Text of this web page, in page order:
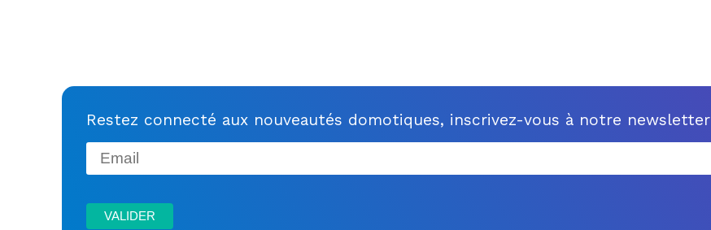
Restez connecté aux nouveautés domotiques, inscrivez-vous à notre newsletter